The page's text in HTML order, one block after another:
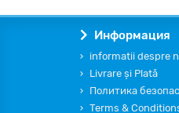
Информация
informatii despre
Livrare și Plată
Политика
Terms &